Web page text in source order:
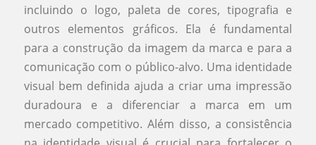
incluindo o logo, paleta de cores, tipografia e
outros elementos gráficos. Ela é fundamental
para a construção da imagem da marca e para a
comunicação com o público-alvo. Uma identidade
visual bem definida ajuda a criar uma impressão
duradoura e a diferenciar a marca em um
mercado competitivo. Além disso, a consistência